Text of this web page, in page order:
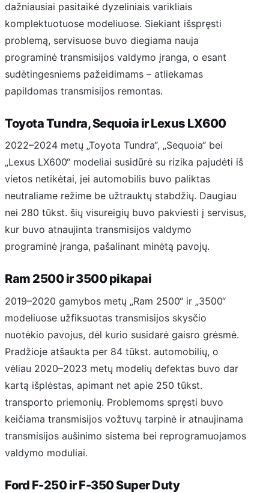
dažniausiai pasitaikė dyzeliniais varikliais
komplektuotuose modeliuose. Siekiant išspręsti
problemą, servisuose buvo diegiama nauja
programinė transmisijos valdymo įranga, o esant
sudėtingesniems pažeidimams – atliekamas
papildomas transmisijos remontas.
Toyota Tundra, Sequoia ir Lexus LX600
2022–2024 metų „Toyota Tundra“, „Sequoia“ bei
„Lexus LX600“ modeliai susidūrė su rizika pajudėti iš
vietos netikėtai, jei automobilis buvo paliktas
neutraliame režime be užtrauktų stabdžių. Daugiau
nei 280 tūkst. šių visureigių buvo pakviesti į servisus,
kur buvo atnaujinta transmisijos valdymo
programinė įranga, pašalinant minėtą pavojų.
Ram 2500 ir 3500 pikapai
2019–2020 gamybos metų „Ram 2500“ ir „3500“
modeliuose užfiksuotas transmisijos skysčio
nuotėkio pavojus, dėl kurio susidarė gaisro grėsmė.
Pradžioje atšaukta per 84 tūkst. automobilių, o
vėliau 2020–2023 metų modelių defektas buvo dar
kartą išplėstas, apimant net apie 250 tūkst.
transporto priemonių. Problemoms spręsti buvo
keičiama transmisijos vožtuvų tarpinė ir atnaujinama
transmisijos aušinimo sistema bei reprogramuojamos
valdymo moduliai.
Ford F-250 ir F-350 Super Duty